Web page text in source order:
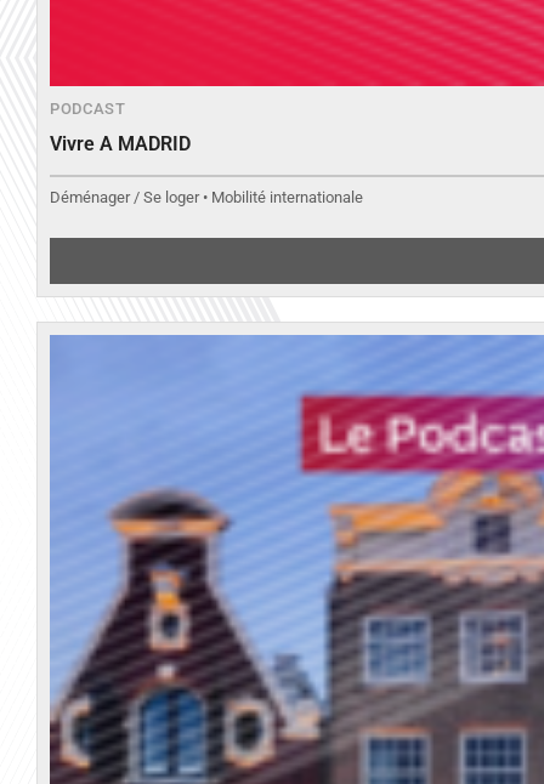
PODCAST
Vivre A MADRID
Déménager / Se loger • Mobilité internationale